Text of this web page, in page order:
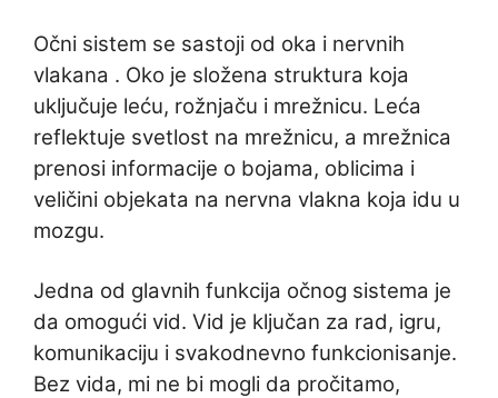
Očni sistem se sastoji od oka i nervnih
vlakana . Oko je složena struktura koja
uključuje leću, rožnjaču i mrežnicu. Leća
reflektuje svetlost na mrežnicu, a mrežnica
prenosi informacije o bojama, oblicima i
veličini objekata na nervna vlakna koja idu u
mozgu.
Jedna od glavnih funkcija očnog sistema je
da omogući vid. Vid je ključan za rad, igru,
komunikaciju i svakodnevno funkcionisanje.
Bez vida, mi ne bi mogli da pročitamo,